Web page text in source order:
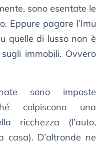
sono esentate le
Eppure pagare l’Imu
quelle di lusso non è
immobili. Ovvero
sono imposte
colpiscono una
ricchezza (l’auto,
casa). D’altronde ne